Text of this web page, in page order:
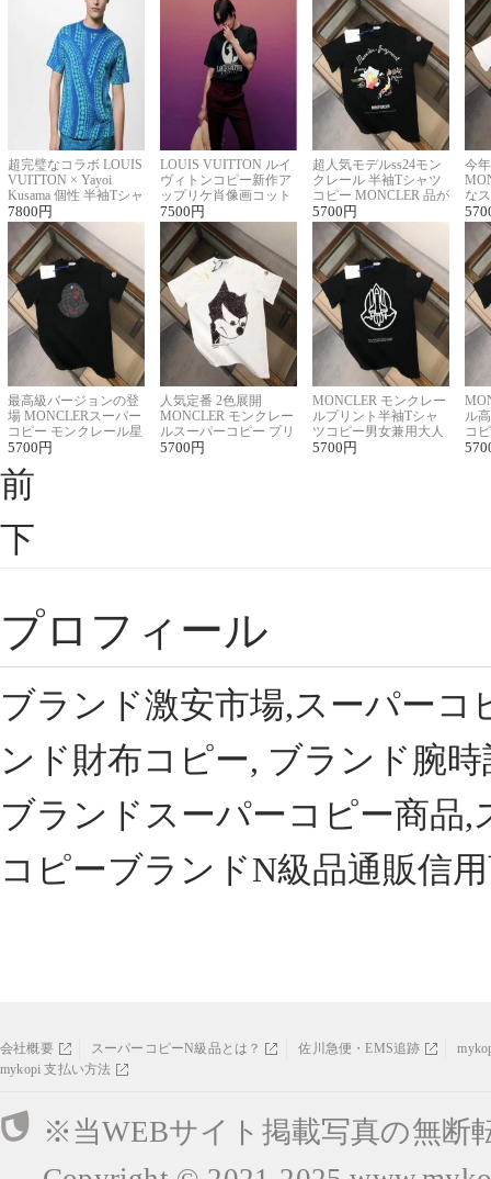
超完璧なコラボ LOUIS
VUITTON × Yayoi
Kusama 個性 半袖Tシャ
ツコピー男女兼用
7800 円
LOUIS VUITTON ルイ
ヴィトンコピー新作ア
ップリケ肖像画コット
ンニット半袖Tシャツ
7500 円
超人気モデルss24モン
クレール 半袖Tシャツ
コピー MONCLER 品が
良く見た目
5700 円
今
な
ル
最高級バージョンの登
場 MONCLERスーパー
コピー モンクレール星
座半袖Tシャツ
5700 円
人気定番 2色展開
MONCLER モンクレー
ルスーパーコピー プリ
ント半袖Tシャツ
5700 円
MONCLER モンクレー
ルプリント半袖Tシャ
ツコピー男女兼用大人
可愛い春夏コーデ
5700 円
ル
コ
ィ
前
下
プロフィール
ブランド激安市場,スーパー
ンド財布コピー, ブランド腕
ブランドスーパーコピー商品
コピーブランドN級品通販信
会社概要 スーパーコピーN級品とは？ 佐川急便・EMS追跡
mykopi 支払い方法
※当WEBサイト掲載写真の無断